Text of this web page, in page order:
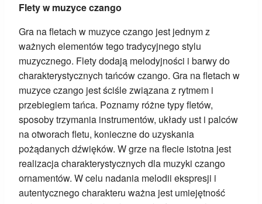
Flety w muzyce czango
Gra na fletach w muzyce czango jest jednym z
ważnych elementów tego tradycyjnego stylu
muzycznego. Flety dodają melodyjności i barwy do
charakterystycznych tańców czango. Gra na fletach w
muzyce czango jest ściśle związana z rytmem i
przebiegiem tańca. Poznamy różne typy fletów,
sposoby trzymania instrumentów, układy ust i palców
na otworach fletu, konieczne do uzyskania
pożądanych dźwięków. W grze na flecie istotna jest
realizacja charakterystycznych dla muzyki czango
ornamentów. W celu nadania melodii ekspresji i
autentycznego charakteru ważna jest umiejętność